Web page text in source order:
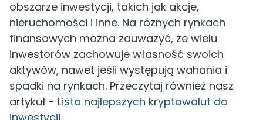
obszarze inwestycji, takich jak akcje,
nieruchomości i inne. Na różnych rynkach
finansowych można zauważyć, że wielu
inwestorów zachowuje własność swoich
aktywów, nawet jeśli występują wahania i
spadki na rynkach. Przeczytaj również nasz
artykuł - Lista najlepszych kryptowalut do